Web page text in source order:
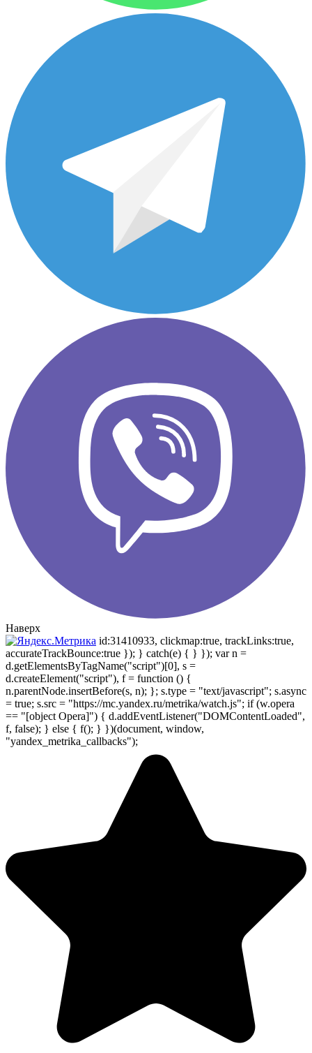
Наверх
id:31410933, clickmap:true, trackLinks:true,
accurateTrackBounce:true }); } catch(e) { } }); var n =
d.getElementsByTagName("script")[0], s =
d.createElement("script"), f = function () {
n.parentNode.insertBefore(s, n); }; s.type = "text/javascript"; s.async
= true; s.src = "https://mc.yandex.ru/metrika/watch.js"; if (w.opera
== "[object Opera]") { d.addEventListener("DOMContentLoaded",
f, false); } else { f(); } })(document, window,
"yandex_metrika_callbacks");